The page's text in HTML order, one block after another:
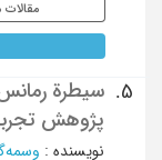
مقالات
5.
سیطرة
پژوهش
نویسنده :